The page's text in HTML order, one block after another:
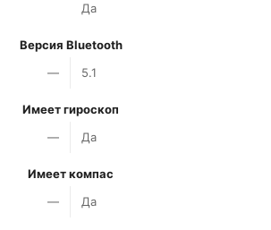
Да
Версия Bluetooth
—
5.1
Имеет гироскоп
—
Да
Имеет компас
—
Да